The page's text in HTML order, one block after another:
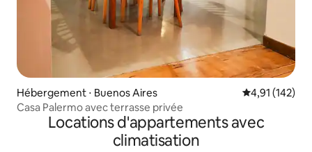
Hébergement ⋅ Buenos Aires Évaluation
4,91 (142)
Casa Palermo avec terrasse privée
Locations d'appartements avec
climatisation